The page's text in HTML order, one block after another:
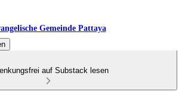
Gemeinde Pattaya
auf Substack lesen